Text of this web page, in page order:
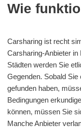
Wie
Carsharing ist recht
Carsharing-Anbieter
Städten werden Sie
Gegenden. Sobald Sie
gefunden haben,
Bedingungen
können, müssen Sie
Manche Anbieter